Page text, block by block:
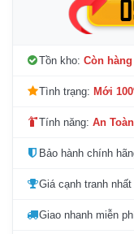
Tồn kho: Còn hàng
Tình trạng: Mới
Tính năng: An
Bảo hành chính
Giá cạnh tranh
Giao nhanh miễn